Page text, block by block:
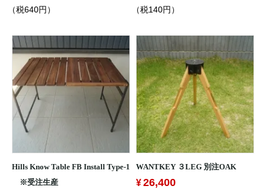
（税640円） （税140円）
Hills Know Table FB Install Type-1
※受注生産
WANTKEY ３LEG 別注OAK
26,400